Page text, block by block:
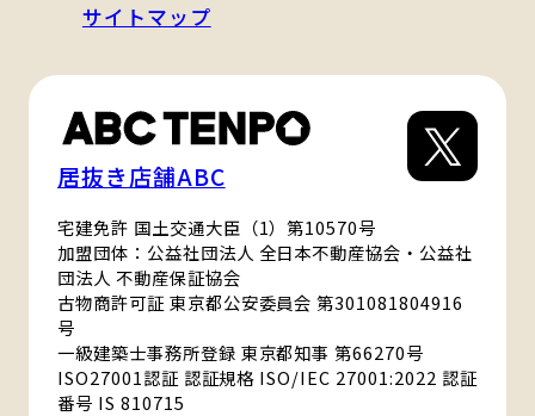
サイトマップ
居抜き店舗ABC
宅建免許 国土交通大臣（1）第10570号
加盟団体：公益社団法人 全日本不動産協会・公益社
団法人 不動産保証協会
古物商許可証 東京都公安委員会 第301081804916
号
一級建築士事務所登録 東京都知事 第66270号
ISO27001認証 認証規格 ISO/IEC 27001:2022 認証
番号 IS 810715